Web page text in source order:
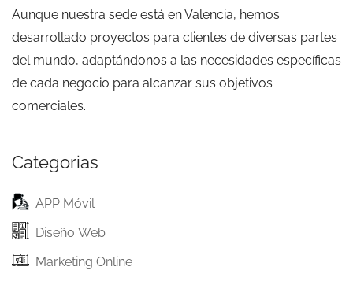
Aunque nuestra sede está en Valencia, hemos
desarrollado proyectos para clientes de diversas partes
del mundo, adaptándonos a las necesidades específicas
de cada negocio para alcanzar sus objetivos
comerciales.
Categorias
APP Móvil
Diseño Web
Marketing Online